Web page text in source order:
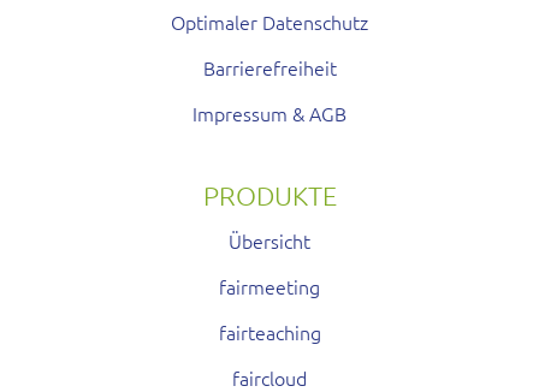
Optimaler Datenschutz
Barrierefreiheit
Impressum & AGB
PRODUKTE
Übersicht
fairmeeting
fairteaching
faircloud